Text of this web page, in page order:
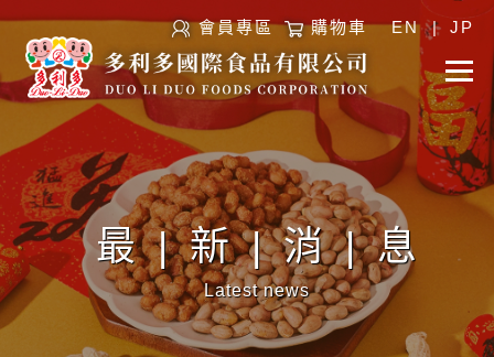
會員專區 購物車 EN | JP
最|新|消|息
Latest news